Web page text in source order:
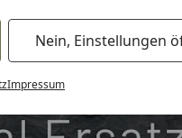
Nein, Einstellungen
Impressum
II 330/335 20 (69324)